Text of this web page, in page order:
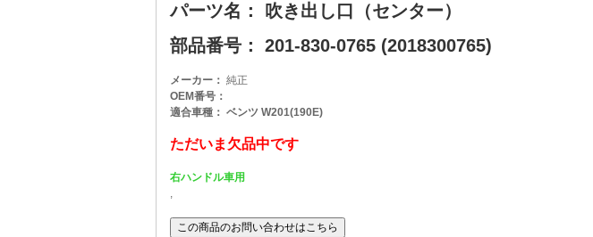
パーツ名： 吹き出し口（センター）
部品番号： 201-830-0765 (2018300765)
メーカー： 純正
OEM番号：
適合車種： ベンツ W201(190E)
ただいま欠品中です
右ハンドル車用
,